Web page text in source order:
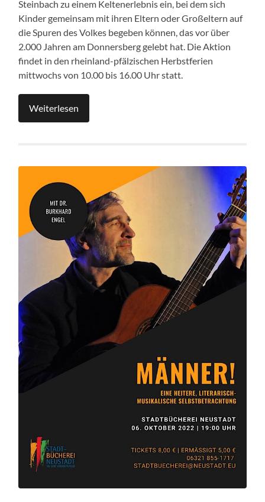
Steinbach zu einem Keltenerlebnis ein, bei dem sich
Kinder gemeinsam mit ihren Eltern oder Großeltern auf
die Spuren des Volkes begeben können, das vor über
2.000 Jahren am Donnersberg gelebt hat. Die Aktion
findet in den rheinland-pfälzischen Herbstferien
mittwochs von 10.00 bis 16.00 Uhr statt.
Weiterlesen